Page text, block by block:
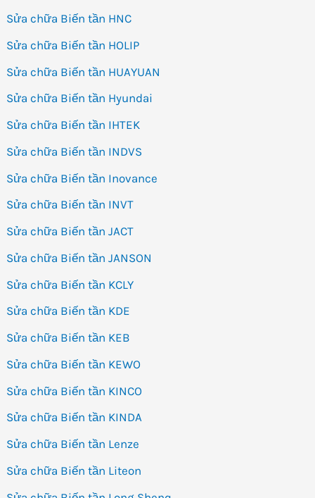
Sửa chữa Biến tần HNC
Sửa chữa Biến tần HOLIP
Sửa chữa Biến tần HUAYUAN
Sửa chữa Biến tần Hyundai
Sửa chữa Biến tần IHTEK
Sửa chữa Biến tần INDVS
Sửa chữa Biến tần Inovance
Sửa chữa Biến tần INVT
Sửa chữa Biến tần JACT
Sửa chữa Biến tần JANSON
Sửa chữa Biến tần KCLY
Sửa chữa Biến tần KDE
Sửa chữa Biến tần KEB
Sửa chữa Biến tần KEWO
Sửa chữa Biến tần KINCO
Sửa chữa Biến tần KINDA
Sửa chữa Biến tần Lenze
Sửa chữa Biến tần Liteon